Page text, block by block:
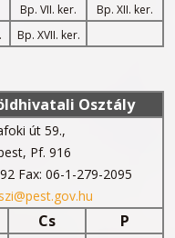
Bp. VII. ker.
Bp. XII. ker.
Bp. XVII. ker.
Osztály
út 59.,
Pf. 916
Fax: 06-1-279-2095
Cs P